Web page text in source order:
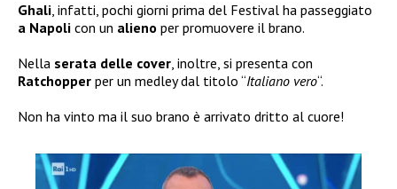
Ghali, infatti, pochi giorni prima del Festival ha passeggiato
a Napoli con un alieno per promuovere il brano.
Nella serata delle cover, inoltre, si presenta con
Ratchopper per un medley dal titolo “Italiano vero“.
Non ha vinto ma il suo brano è arrivato dritto al cuore!